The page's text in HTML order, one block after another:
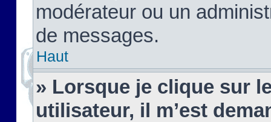
modérateur ou un
de messages.
Haut
» Lorsque je clique sur
utilisateur, il m’est